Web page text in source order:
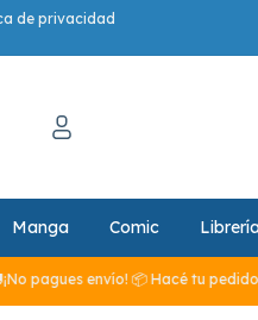
de privacidad
Manga Comic
📦 Hacé tu pedido hoy y, si